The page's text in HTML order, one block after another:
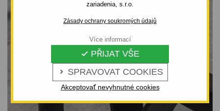
zariadenia, s.r.o.
Zásady ochrany soukromých údajů
 SPRAVOVAT COOKIES
 PŘIJAT VŠE
Akceptovať nevyhnutné cookies
Více informací